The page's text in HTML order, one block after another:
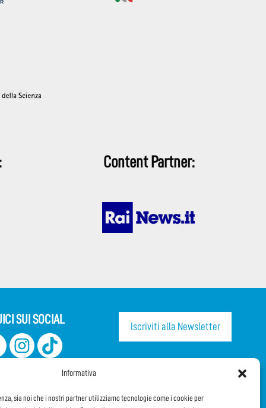
Informativa
sia noi che i nostri partner utilizziamo tecnologie come i cookie per
Content Partner:
SUI SOCIAL
Iscriviti alla Newsletter